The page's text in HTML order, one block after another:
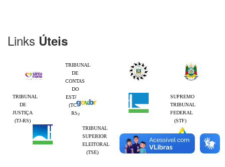
Links Úteis
TRIBUNAL
DE
CONTAS
DO
ESTADO
(TCE-
RS)
TRIBUNAL
DE
JUSTIÇA
(TJ-RS)
SUPREMO
TRIBUNAL
FEDERAL
(STF)
TRIBUNAL
SUPERIOR
ELEITORAL
(TSE)